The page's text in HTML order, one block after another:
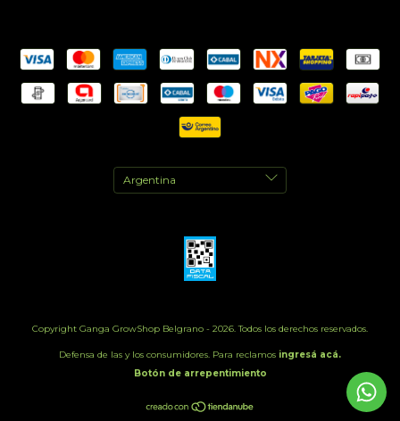
Copyright Ganga GrowShop Belgrano - 2026. Todos los derechos reservados.
Defensa de las y los consumidores. Para reclamos ingresá acá.
Botón de arrepentimiento